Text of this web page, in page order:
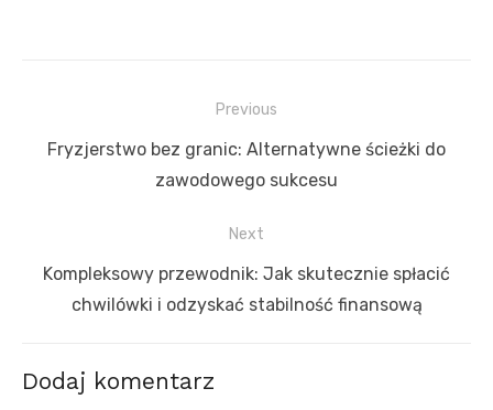
wpisu
Previous
Previous
Fryzjerstwo bez granic: Alternatywne ścieżki do
zawodowego sukcesu
Next
Next
Kompleksowy przewodnik: Jak skutecznie spłacić
chwilówki i odzyskać stabilność finansową
Dodaj komentarz